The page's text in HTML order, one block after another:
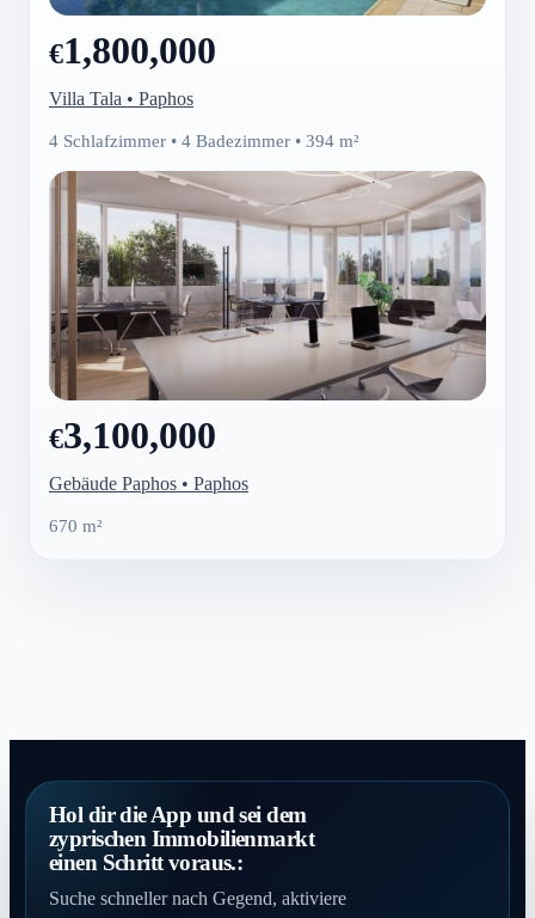
€1,800,000
Villa Tala • Paphos
4 Schlafzimmer • 4 Badezimmer • 394 m²
€3,100,000
Gebäude Paphos • Paphos
670 m²
Hol dir die App und sei dem
zyprischen Immobilienmarkt
einen Schritt voraus.:
Suche schneller nach Gegend, aktiviere